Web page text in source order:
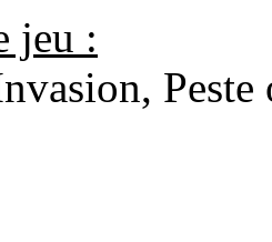
jeu :